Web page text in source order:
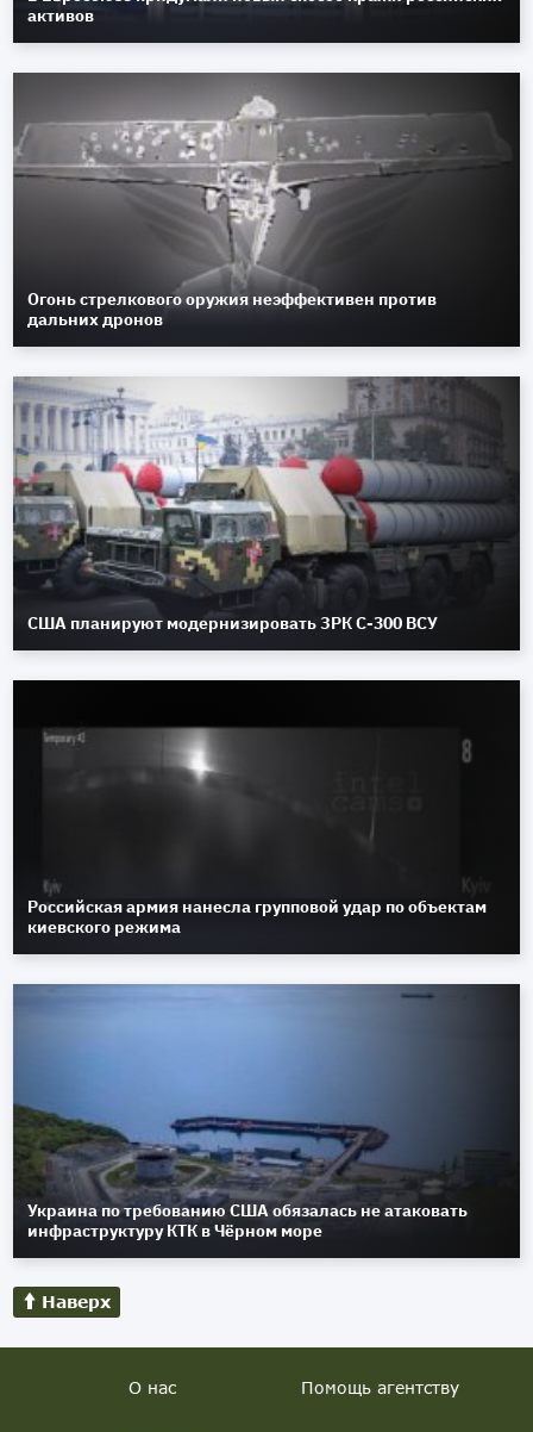
активов
Огонь стрелкового оружия неэффективен против
дальних дронов
США планируют модернизировать ЗРК С-300 ВСУ
Российская армия нанесла групповой удар по объектам
киевского режима
Украина по требованию США обязалась не атаковать
инфраструктуру КТК в Чёрном море
Наверх
О нас Помощь агентству